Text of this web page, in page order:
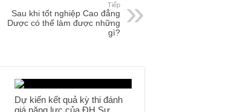
Tiếp
Sau khi tốt nghiệp Cao đẳng
Dược có thể làm được những
gì?
Dự kiến kết quả kỳ thi đánh
giá năng lực của ĐH Sư